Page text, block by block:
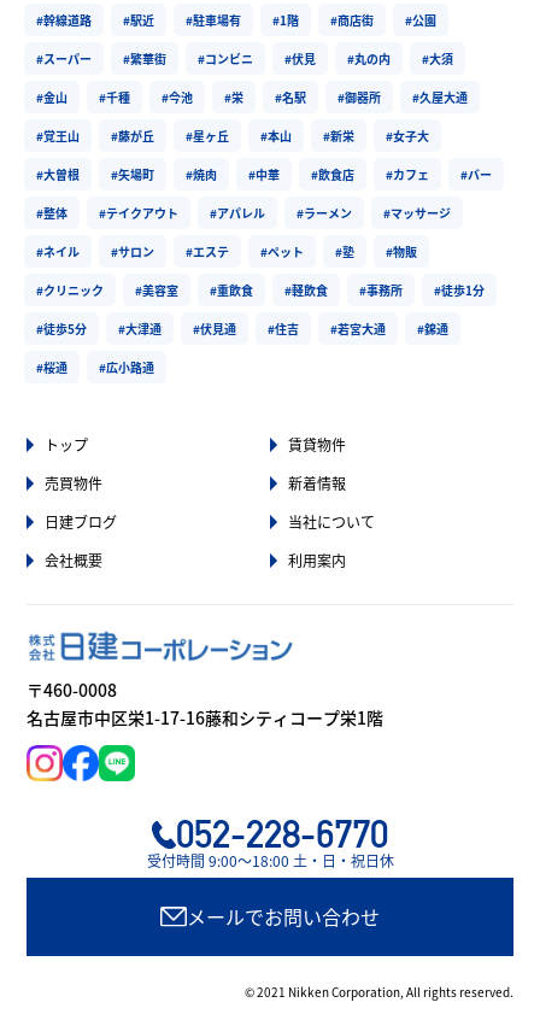
#幹線道路 #駅近 #駐車場有 #1階 #商店街 #公園
#スーパー #繁華街 #コンビニ #伏見 #丸の内 #大須
#金山 #千種 #今池 #栄 #名駅 #御器所 #久屋大通
#覚王山 #藤が丘 #星ヶ丘 #本山 #新栄 #女子大
#大曽根 #矢場町 #焼肉 #中華 #飲食店 #カフェ #バー
#整体 #テイクアウト #アパレル #ラーメン #マッサージ
#ネイル #サロン #エステ #ペット #塾 #物販
#クリニック #美容室 #重飲食 #軽飲食 #事務所 #徒歩1分
#徒歩5分 #大津通 #伏見通 #住吉 #若宮大通 #錦通
#桜通 #広小路通
トップ
賃貸物件
売買物件
新着情報
日建ブログ
当社について
会社概要
利用案内
〒460-0008
名古屋市中区栄1-17-16藤和シティコープ栄1階
052-228-6770
受付時間 9:00〜18:00 土・日・祝日休
メールでお問い合わせ
© 2021 Nikken Corporation, All rights reserved.